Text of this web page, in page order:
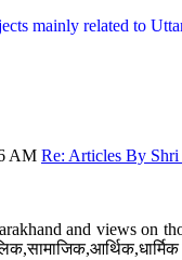
mainly related to
AM Re: Articles By
and views on